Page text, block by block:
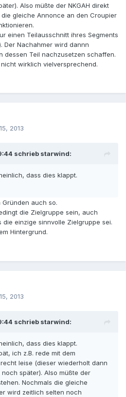
Also müßte der NKGAH direkt
gleiche Annonce an den Croupier
einen Teilausschnitt ihres Segments
Der Nachahmer wird dannn
dessen Teil nachzusetzen schaffen.
wirklich vielversprechend.
2013
schrieb starwind:
dass dies klappt.
auch so.
die Zielgruppe sein, auch
einzige sinnvolle Zielgruppe sei.
Hintergrund.
2013
schrieb starwind:
dass dies klappt.
ich z.B. rede mit dem
leise (dieser wiederholt dann
später). Also müßte der
Nochmals die gleiche
wird zeitlich selten noch